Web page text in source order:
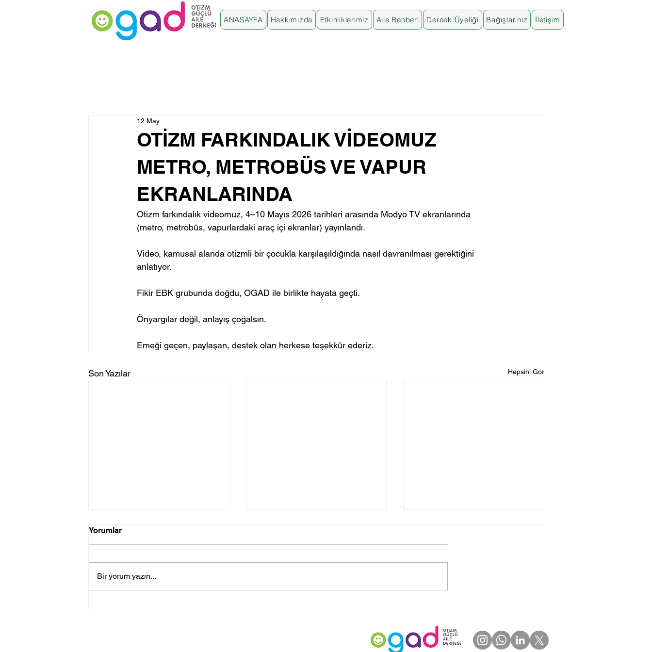
ANASAYFA Hakkımızda Etkinliklerimiz Aile Rehberi Dernek Üyeliği Bağışlarınız İletişim
OTİZM FARKINDALIK VİDEOMUZ
METRO, METROBÜS VE VAPUR
EKRANLARINDA
12 May
Otizm farkındalık videomuz, 4–10 Mayıs 2026 tarihleri arasında Modyo TV ekranlarında
(metro, metrobüs, vapurlardaki araç içi ekranlar) yayınlandı.
Video, kamusal alanda otizmli bir çocukla karşılaşıldığında nasıl davranılması gerektiğini
anlatıyor.
Fikir EBK grubunda doğdu, OGAD ile birlikte hayata geçti.
Önyargılar değil, anlayış çoğalsın.
Emeği geçen, paylaşan, destek olan herkese teşekkür ederiz.
Son Yazılar Hepsini Gör
SANAT ATÖLYESİ
GERÇEKLEŞTİ
Yorumlar
Bir yorum yazın...